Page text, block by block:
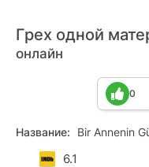
Грех одной
онлайн
0
Название: Bir Annenin
6.1